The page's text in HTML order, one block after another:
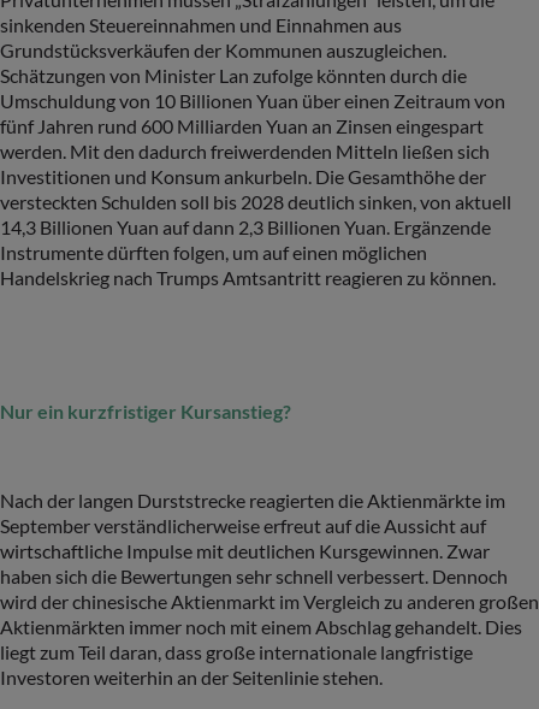
sinkenden Steuereinnahmen und Einnahmen aus
Grundstücksverkäufen der Kommunen auszugleichen.
Schätzungen von Minister Lan zufolge könnten durch die
Umschuldung von 10 Billionen Yuan über einen Zeitraum von
fünf Jahren rund 600 Milliarden Yuan an Zinsen eingespart
werden. Mit den dadurch freiwerdenden Mitteln ließen sich
Investitionen und Konsum ankurbeln. Die Gesamthöhe der
versteckten Schulden soll bis 2028 deutlich sinken, von aktuell
14,3 Billionen Yuan auf dann 2,3 Billionen Yuan. Ergänzende
Instrumente dürften folgen, um auf einen möglichen
Handelskrieg nach Trumps Amtsantritt reagieren zu können.
Nur ein kurzfristiger Kursanstieg?
Nach der langen Durststrecke reagierten die Aktienmärkte im
September verständlicherweise erfreut auf die Aussicht auf
wirtschaftliche Impulse mit deutlichen Kursgewinnen. Zwar
haben sich die Bewertungen sehr schnell verbessert. Dennoch
wird der chinesische Aktienmarkt im Vergleich zu anderen großen
Aktienmärkten immer noch mit einem Abschlag gehandelt. Dies
liegt zum Teil daran, dass große internationale langfristige
Investoren weiterhin an der Seitenlinie stehen.